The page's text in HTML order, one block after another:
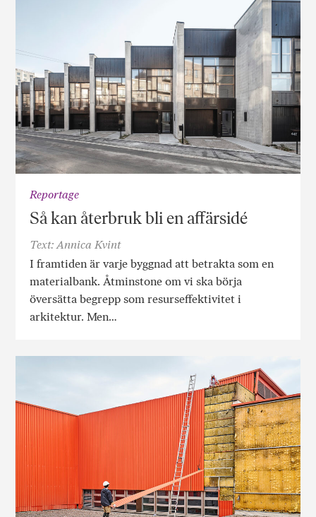
Reportage
Så kan återbruk bli en affärsidé
Text: Annica Kvint
I framtiden är varje byggnad att betrakta som en
materialbank. Åtminstone om vi ska börja
översätta begrepp som resurseffektivitet i
arkitektur. Men…